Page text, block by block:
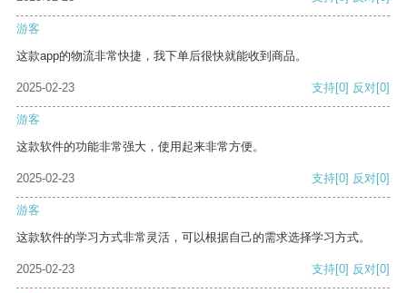
游客
这款app的物流非常快捷，我下单后很快就能收到商品。
2025-02-23 支持[0] 反对[0]
游客
这款软件的功能非常强大，使用起来非常方便。
2025-02-23 支持[0] 反对[0]
游客
这款软件的学习方式非常灵活，可以根据自己的需求选择学习方式。
2025-02-23 支持[0] 反对[0]